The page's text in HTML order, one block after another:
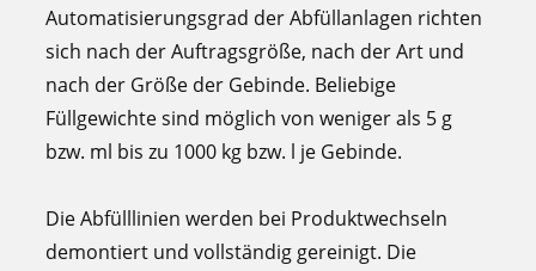
Automatisierungsgrad der Abfüllanlagen richten
sich nach der Auftragsgröße, nach der Art und
nach der Größe der Gebinde. Beliebige
Füllgewichte sind möglich von weniger als 5 g
bzw. ml bis zu 1000 kg bzw. l je Gebinde.
Die Abfülllinien werden bei Produktwechseln
demontiert und vollständig gereinigt. Die